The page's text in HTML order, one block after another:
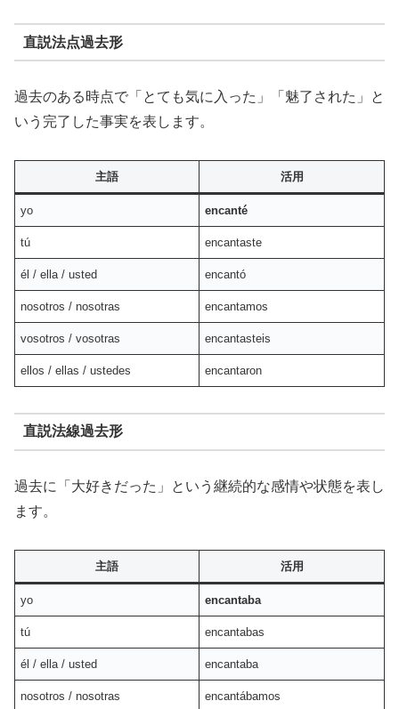
直説法点過去形
過去のある時点で「とても気に入った」「魅了された」と
いう完了した事実を表します。
主語 活用
yo encanté
tú encantaste
él / ella / usted encantó
nosotros / nosotras encantamos
vosotros / vosotras encantasteis
ellos / ellas / ustedes encantaron
直説法線過去形
過去に「大好きだった」という継続的な感情や状態を表し
ます。
主語 活用
yo encantaba
tú encantabas
él / ella / usted encantaba
nosotros / nosotras encantábamos